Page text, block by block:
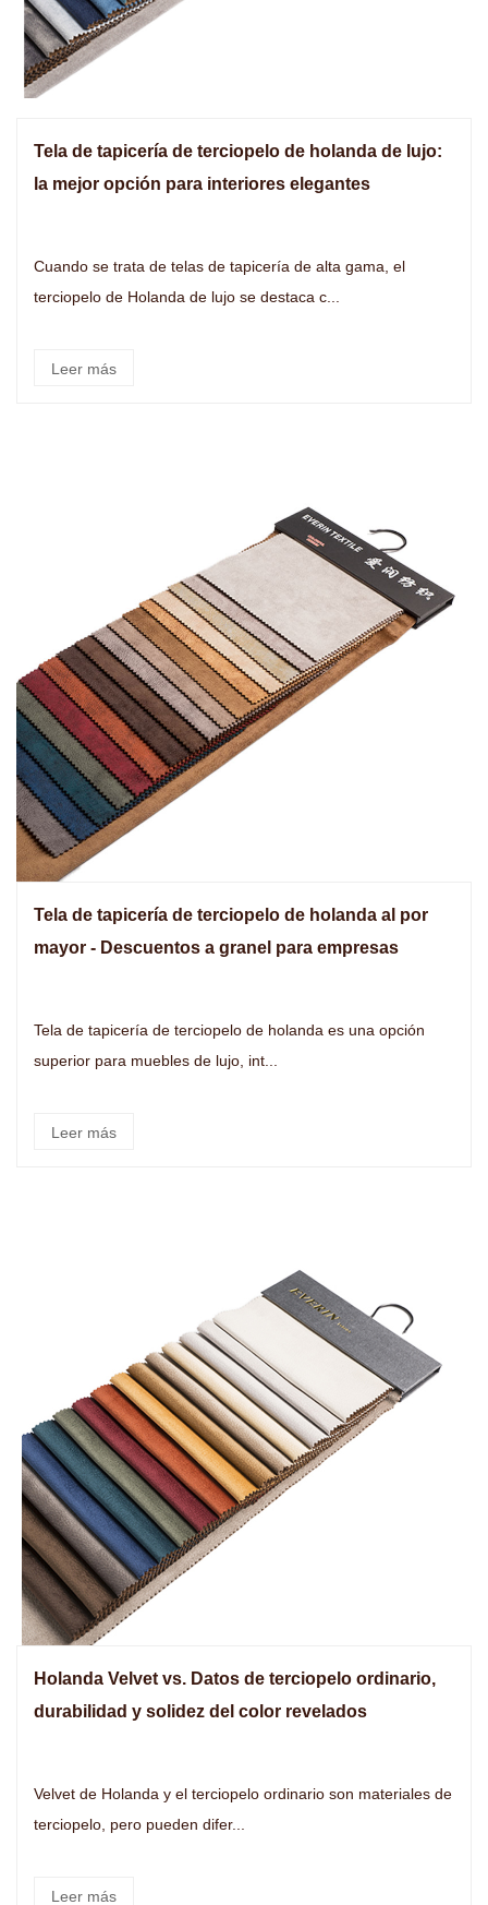
Tela de tapicería de terciopelo de holanda de lujo:
la mejor opción para interiores elegantes
Cuando se trata de telas de tapicería de alta gama, el
terciopelo de Holanda de lujo se destaca c...
Leer más
Tela de tapicería de terciopelo de holanda al por
mayor - Descuentos a granel para empresas
Tela de tapicería de terciopelo de holanda es una opción
superior para muebles de lujo, int...
Leer más
Holanda Velvet vs. Datos de terciopelo ordinario,
durabilidad y solidez del color revelados
Velvet de Holanda y el terciopelo ordinario son materiales de
terciopelo, pero pueden difer...
Leer más